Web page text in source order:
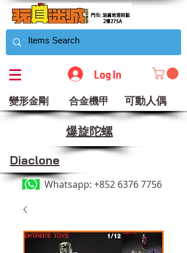
Log In
變形金剛 合金機甲 可動人偶
​爆旋陀螺
Diaclone
Whatsapp: +852 6376 7756